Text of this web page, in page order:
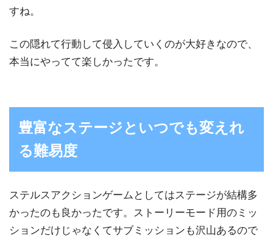
すね。
この隠れて行動して侵入していくのが大好きなので、
本当にやってて楽しかったです。
豊富なステージといつでも変えれ
る難易度
ステルスアクションゲームとしてはステージが結構多
かったのも良かったです。ストーリーモード用のミッ
ションだけじゃなくてサブミッションも沢山あるので